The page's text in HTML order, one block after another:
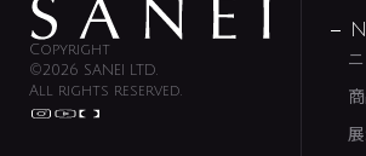
Copyright
©2026 SANEI LTD.
All rights reserved.